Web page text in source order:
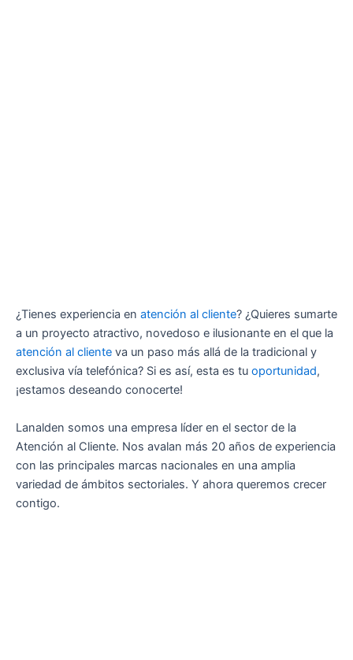
¿Tienes experiencia en atención al cliente? ¿Quieres sumarte
a un proyecto atractivo, novedoso e ilusionante en el que la
atención al cliente va un paso más allá de la tradicional y
exclusiva vía telefónica? Si es así, esta es tu oportunidad,
¡estamos deseando conocerte!
Lanalden somos una empresa líder en el sector de la
Atención al Cliente. Nos avalan más 20 años de experiencia
con las principales marcas nacionales en una amplia
variedad de ámbitos sectoriales. Y ahora queremos crecer
contigo.